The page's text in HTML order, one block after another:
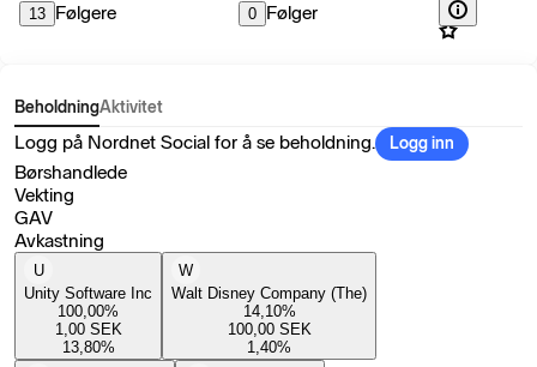
13 Følgere 0 Følger
BeholdningAktivitet
Logg på Nordnet Social for å se beholdning. Logg inn
Børshandlede
Vekting
GAV
Avkastning
U
Unity Software Inc
100,00%
1,00 SEK
13,80%
W
Walt Disney Company (The)
14,10%
100,00 SEK
1,40%